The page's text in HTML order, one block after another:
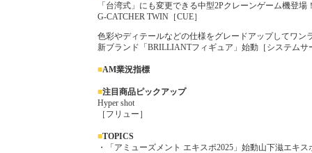
「台湾式」にも変更できる中型2Pクレーンゲーム機登場
G-CATCHER TWIN［CUE］
色彩やディテールなどの仕様をグレードアップしてワン
新ブランド「BRILLIANTフィギュア」始動［システムサ
■AM業況指標
■注目商品ピックアップ
Hyper shot
［フリュー］
■TOPICS
・「アミューズメント エキスポ2025」始動山下滋エキ